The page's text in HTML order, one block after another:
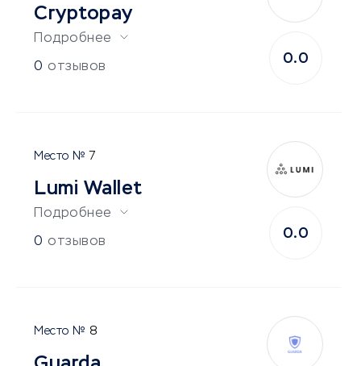
Cryptopay
Подробнее
0 отзывов
0.0
7
Lumi Wallet
Подробнее
0 отзывов
0.0
8